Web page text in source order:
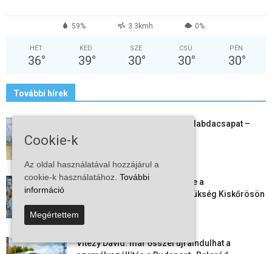
59% 3.3kmh 0%
HÉT
36°
KED
39°
SZE
30°
CSÜ
30°
PÉN
30°
További hírek
Megszűnt a kiskőrösi női kézilabdacsapat –
egy korszak ért véget
Aktuális állásajánlatok: ezekre a
munkavállalókra van most szükség Kiskőrösön
és a...
2026-08-07
Vitézy Dávid: már ősszel újraindulhat a
Cookie-k
Az oldal használatával hozzájárul a
cookie-k használatához. További
információ
Megértettem